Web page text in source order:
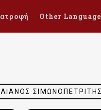
Other
ΣΙΜΩΝΟΠΕΤΡΊΤΗΣ